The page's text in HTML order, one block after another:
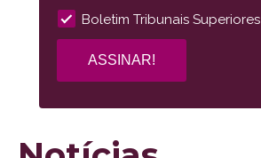
Boletim Tribunais Superiores